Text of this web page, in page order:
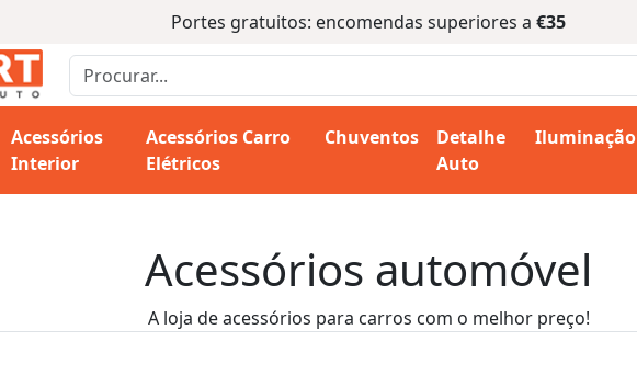
Portes gratuitos: encomendas superiores a €35
Acessórios
Interior
Acessórios Carro
Elétricos
Chuventos
Detalhe
Auto
Iluminação
Acessórios automóvel
A loja de acessórios para carros com o melhor preço!